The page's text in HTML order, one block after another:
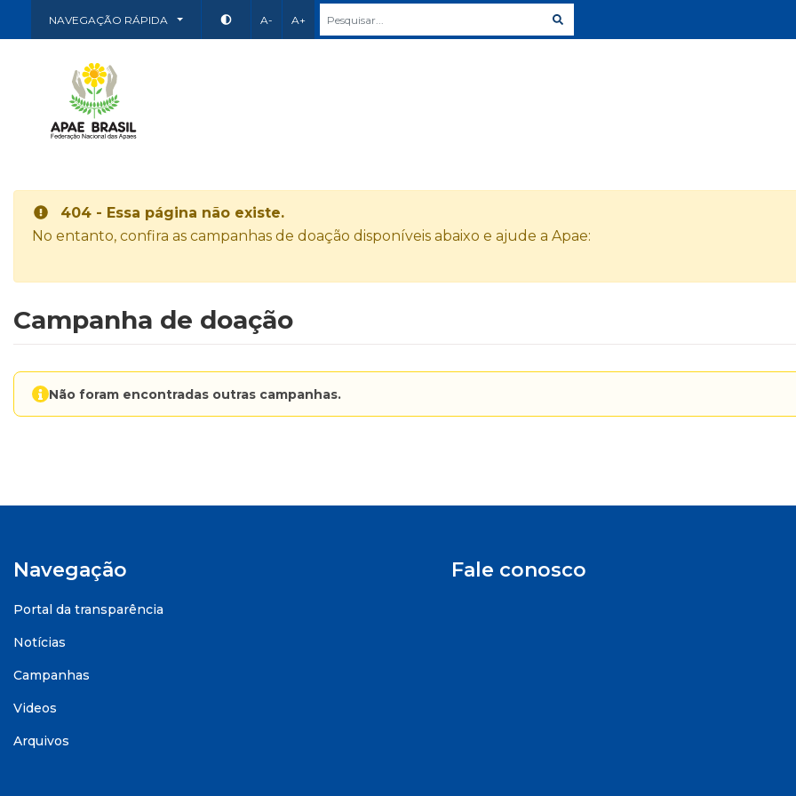
NAVEGAÇÃO RÁPIDA A- A+
404 - Essa página não existe.
No entanto, confira as campanhas de doação disponíveis abaixo e ajude a Apae:
Campanha de doação
Não foram encontradas outras campanhas.
Navegação
Portal da transparência
Notícias
Campanhas
Videos
Arquivos
Fale conosco